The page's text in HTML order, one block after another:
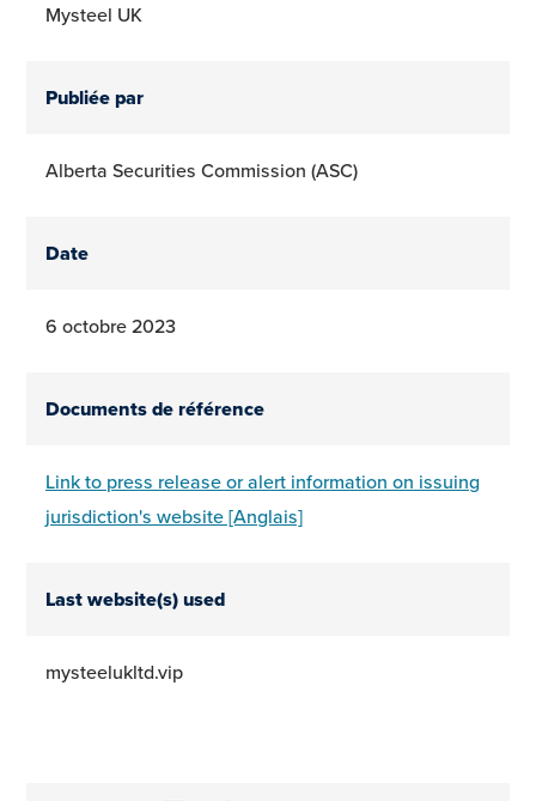
Mysteel UK
Publiée par
Alberta Securities Commission (ASC)
Date
6 octobre 2023
Documents de référence
Link to press release or alert information on issuing
jurisdiction's website [Anglais]
Last website(s) used
mysteelukltd.vip